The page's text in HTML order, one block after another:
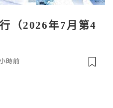
（2026年7月第4
時前